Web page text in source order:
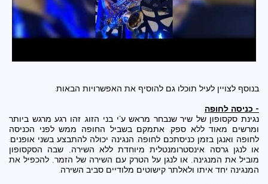
בנוסף לצויין לעיל תוכלו גם להוסיף את האפשרויות הבאות:
- כניסה לחופה
נגינת סקסופון של שיר שנבחר מראש ע"י בני הזוג. זהו רגע מרגש ביותר
ומרשים מאוד ללא ספק. אתמקם בשביל החופה ממש לפני הכניסה
לחופה ואנגן בזמן כניסתכם לחופה. הנגינה יכולה להתבצע בשני אופנים:
או לנגן גרסה אינסטרומנטלית מיוחדת ללא השירה, שבה הסקסופון
מוביל את המנגינה, או לנגן על הטרק עם השירה של הזמר, להכפיל את
המנגינה יחד איתו ולאלתר קישוטים מלודיים סביב השירה.